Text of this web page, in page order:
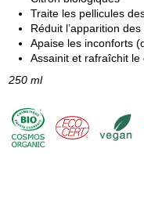
Traite les pellicules
Réduit l’apparition
Apaise les inconforts
Assainit et rafraîchit le
250 ml